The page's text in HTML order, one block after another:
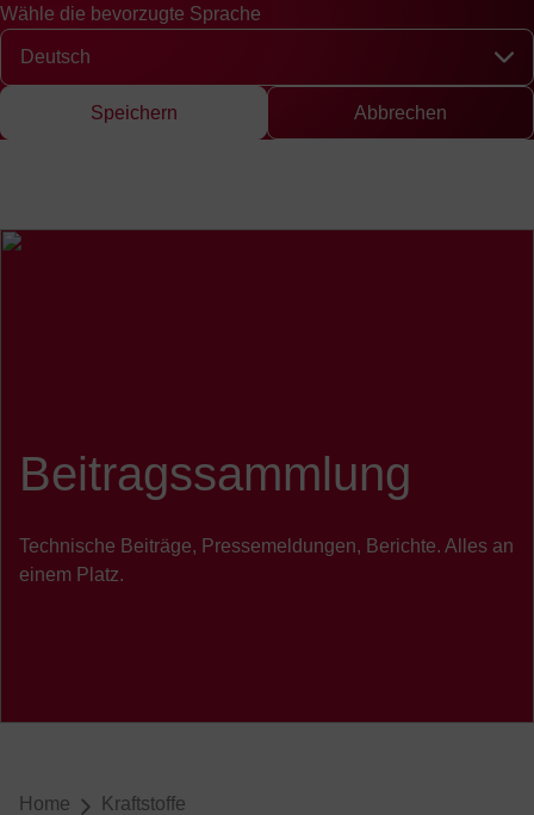
Wähle die bevorzugte Sprache
Wähle die bevorzugte Sprache
Speichern Abbrechen
Schnellzugriff
Suche
English Chinese
Beitragssammlung
Technische Beiträge, Pressemeldungen, Berichte. Alles an
einem Platz.
Breadcrumb-Navigation
Home Kraftstoffe